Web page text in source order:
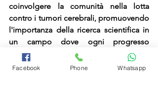
coinvolgere la comunità nella lotta
contro i tumori cerebrali, promuovendo
l'importanza della ricerca scientifica in
un campo dove ogni progresso
rappresenta una speranza per il futuro.
Facebook Phone Whatsapp